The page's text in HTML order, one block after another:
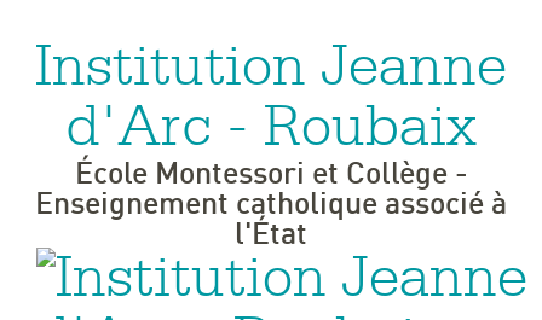
Outils
personnels
Institution Jeanne
d'Arc - Roubaix
École Montessori et Collège -
Enseignement catholique associé à
l'État